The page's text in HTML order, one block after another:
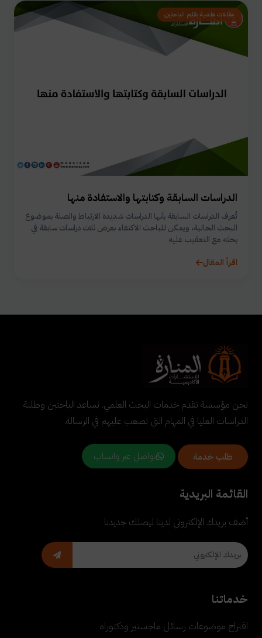
مقالات علمية بقلم الباحثين
الدراسات السابقة وكتابتها والاستفادة منها
تُعرف الدراسات السابقة بأنها الدراسات شديدة الارتباط والصلة بموضوع
البحث الحالية، ويمكن للباحث الاكتفاء بعرض ثلاث دراسات سابقة في
بحثه مع التعقيب عليه
اقرأ المقال
نحن مؤسسة تقدم خدمات البحث العلمي. نساعد الباحثين وطلبة
الدراسات العليا في المهام التي تصعب عليهم في الرسالة.
طلب خدمة تواصل عبر واتساب
القائمة البريدية
أضف بريدك الإلكتروني لدينا ليصلك جديدنا
خدماتنا
اقتراح موضوعات رسائل ماجستير ودكتوراه